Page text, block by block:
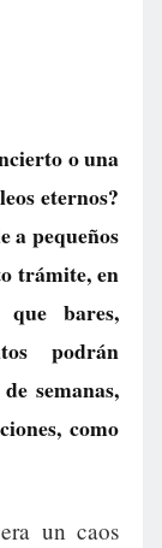
o una
eternos?
a pequeños
trámite, en
que bares,
podrán
semanas,
como
un caos